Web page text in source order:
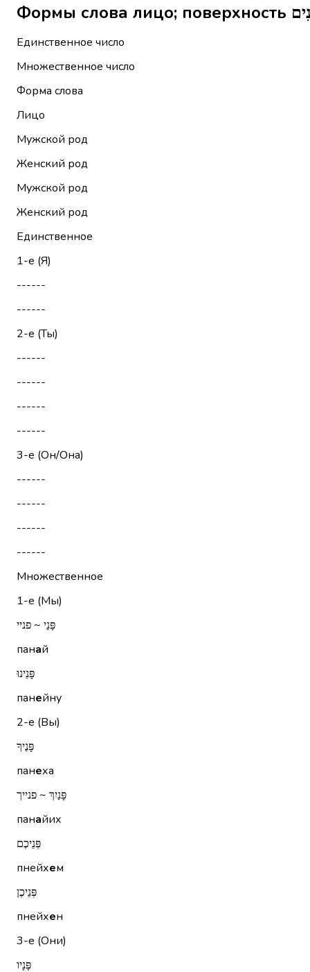
Единственное число
Множественное число
Форма слова
Лицо
Мужской род
Женский род
Мужской род
Женский род
Единственное
1-е (Я)
------
------
2-е (Ты)
------
------
------
------
3-е (Он/Она)
------
------
------
------
Множественное
1-е (Мы)
פָּנַי ~ פניי
панай
פָּנֵינוּ
панейну
2-е (Вы)
פָּנֶיךָ
панеха
פָּנַיִךְ ~ פנייך
панайих
פְּנֵיכֶם
пнейхем
פְּנֵיכֶן
пнейхен
3-е (Они)
פָּנָיו